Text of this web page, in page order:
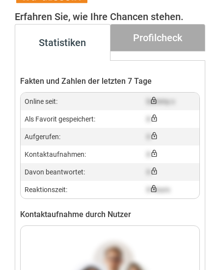
Gesucht+
Erfahren Sie, wie Ihre Chancen stehen.
Statistiken Profilcheck
Fakten und Zahlen der letzten 7 Tage
Online seit: Dummy x
Als Favorit gespeichert:
Aufgerufen:
Kontaktaufnahmen:
Davon beantwortet:
Reaktionszeit: X hours
Kontaktaufnahme durch Nutzer